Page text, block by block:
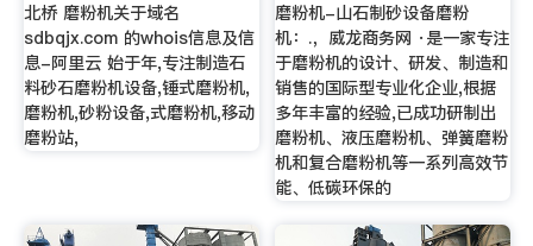
北桥 磨粉机关于域名
sdbqjx.com 的whois信息及信
息-阿里云 始于年,专注制造石
料砂石磨粉机设备,锤式磨粉机,
磨粉机,砂粉设备,式磨粉机,移动
磨粉站,
磨粉机-山石制砂设备磨粉
机：.，威龙商务网 ·是一家专注
于磨粉机的设计、研发、制造和
销售的国际型专业化企业,根据
多年丰富的经验,已成功研制出
磨粉机、液压磨粉机、弹簧磨粉
机和复合磨粉机等一系列高效节
能、低碳环保的